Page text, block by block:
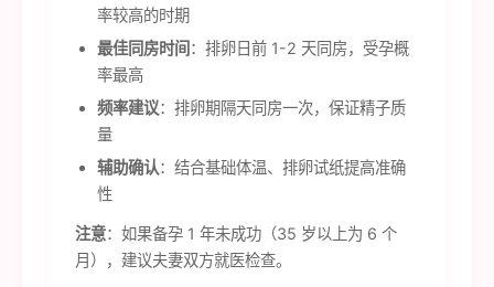
率较高的时期
最佳同房时间 ：排卵日前 1-2 天同房，受孕概
率最高
频率建议：排卵期隔天同房一次，保证精子质
量
辅助确认：结合基础体温、排卵试纸提高准确
性
注意：如果备孕 1 年未成功（35 岁以上为 6 个
月），建议夫妻双方就医检查。